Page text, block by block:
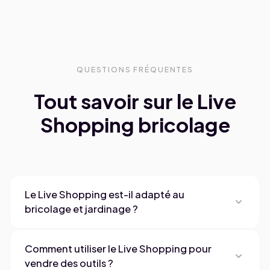
QUESTIONS FRÉQUENTES
Tout savoir sur le Live
Shopping bricolage
Le Live Shopping est-il adapté au
bricolage et jardinage ?
expand_more
performants en live commerce. Les démonstrations
d'outils et tutoriels DIY en direct lèvent les freins à
Comment utiliser le Live Shopping pour
vendre des outils ?
expand_more